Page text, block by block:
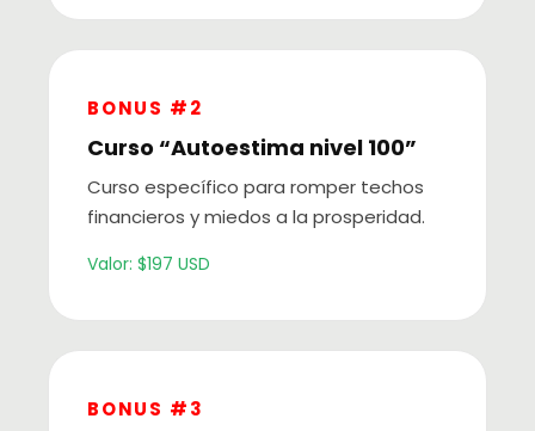
BONUS #2
Curso “Autoestima nivel 100”
Curso específico para romper techos
financieros y miedos a la prosperidad.
Valor: $197 USD
BONUS #3